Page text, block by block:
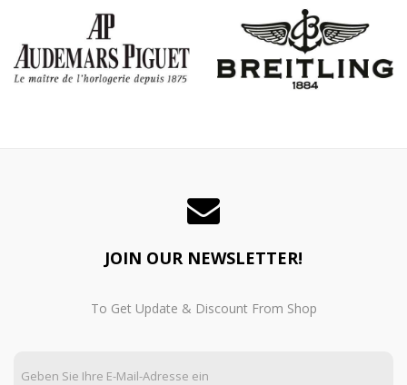
JOIN OUR NEWSLETTER!
To Get Update & Discount From Shop